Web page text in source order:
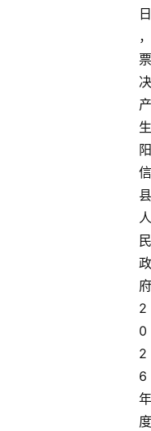
日
，
票
决
产
生
阳
信
县
人
民
政
府
2
0
2
6
年
度